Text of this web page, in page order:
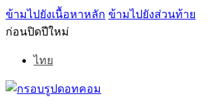
ข้ามไปยังเนื้อหาหลัก ข้ามไปยังส่วนท้าย
ก่อนปิดปีใหม่
ไทย